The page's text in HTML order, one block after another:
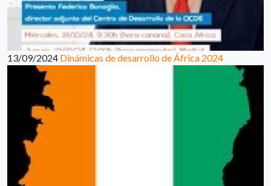
13/09/2024 Dinámicas de desarrollo de África 2024